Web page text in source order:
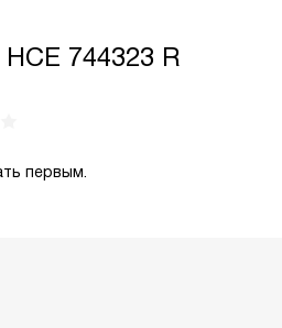
744323 R
первым.